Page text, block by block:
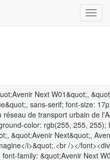
Next W01&quot;,
sans-serif; font-size:
réseau de transport urbain de
color: rgb(255, 255,
&quot;Avenir Next&quot;,
i>&quot;.<br /></
family: &quot;Avenir Next